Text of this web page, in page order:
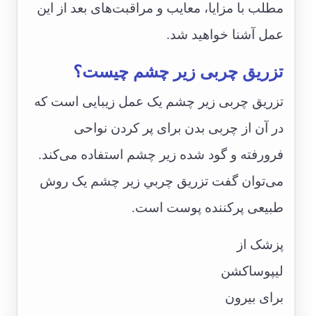
مطلب با مزایا، معایب و مراقبت‌های بعد از این
عمل آشنا خواهید شد.
تزریق چربی زیر چشم چیست؟
تزریق چربی زیر چشم یک عمل زیبایی است که
در آن از چربی بدن برای پر کردن نواحی
فرورفته و گود شده زیر چشم استفاده می‌کند.
می‌توان گفت تزريق چربي زير چشم یک روش
طبیعی پرکننده پوست است.
پزشک از
لیپوساکشن
برای بیرون